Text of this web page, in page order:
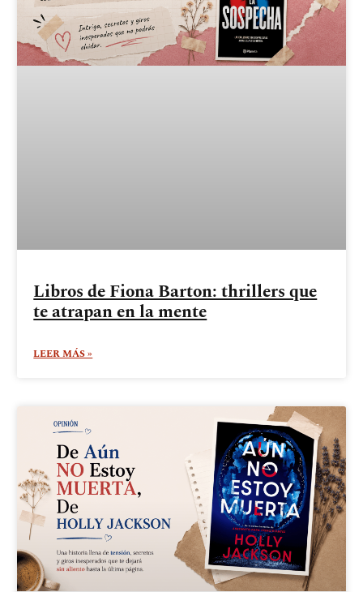
Libros de Fiona Barton: thrillers que
te atrapan en la mente
LEER MÁS »